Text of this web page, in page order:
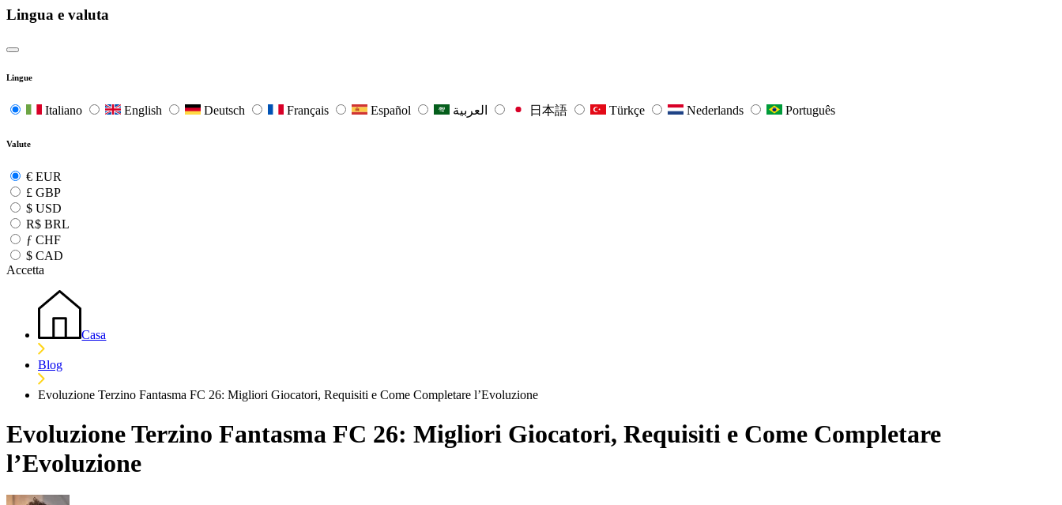
Lingua e valuta
Lingue
Italiano English Deutsch Français Español 日本語 Türkçe Nederlands Português
Valute
€ EUR
£ GBP
$ USD
R$ BRL
ƒ CHF
$ CAD
Accetta
Casa
Blog
Evoluzione Terzino Fantasma FC 26: Migliori Giocatori, Requisiti e Come Completare l’Evoluzione
Evoluzione Terzino Fantasma FC 26: Migliori Giocatori, Requisiti e Come Completare
l’Evoluzione